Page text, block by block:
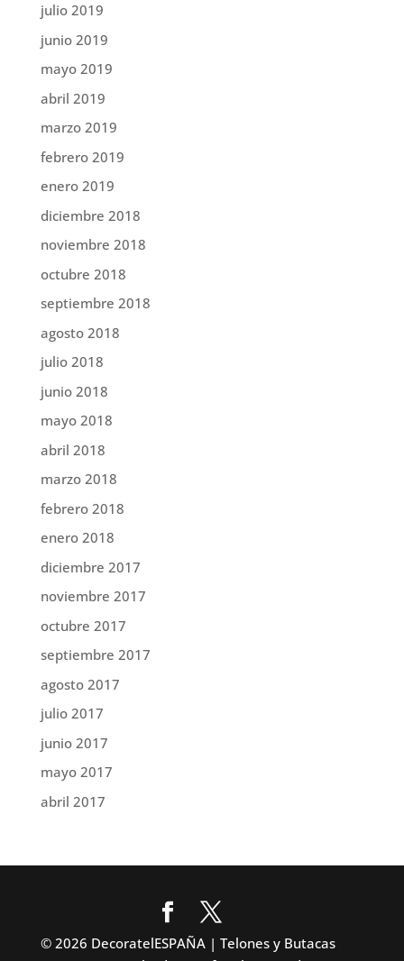
julio 2019
junio 2019
mayo 2019
abril 2019
marzo 2019
febrero 2019
enero 2019
diciembre 2018
noviembre 2018
octubre 2018
septiembre 2018
agosto 2018
julio 2018
junio 2018
mayo 2018
abril 2018
marzo 2018
febrero 2018
enero 2018
diciembre 2017
noviembre 2017
octubre 2017
septiembre 2017
agosto 2017
julio 2017
junio 2017
mayo 2017
abril 2017
© 2026 DecoratelESPAÑA | Telones y Butacas